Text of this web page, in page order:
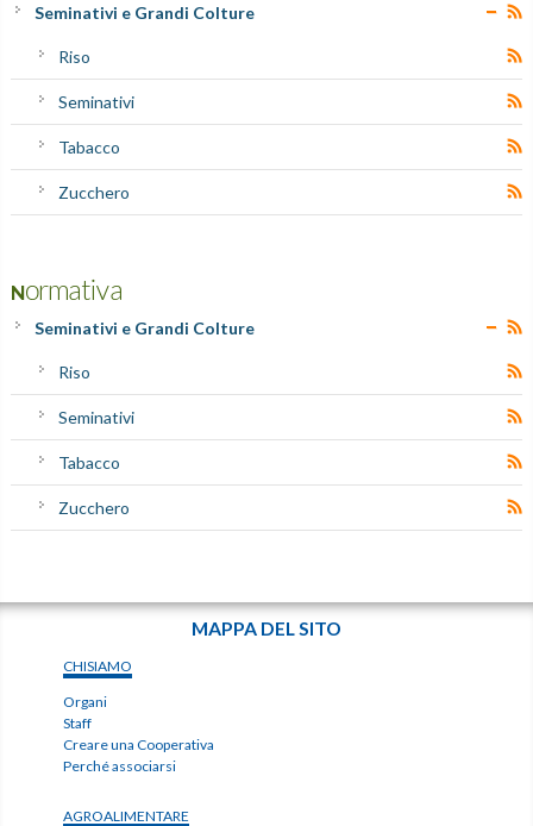
Seminativi e Grandi Colture
Riso
Seminativi
Tabacco
Zucchero
Normativa
Seminativi e Grandi Colture
Riso
Seminativi
Tabacco
Zucchero
MAPPA DEL SITO
CHISIAMO
Organi
Staff
Creare una Cooperativa
Perché associarsi
AGROALIMENTARE